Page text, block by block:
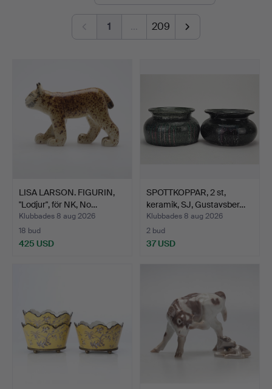
1 … 209
LISA LARSON. FIGURIN,
"Lodjur", för NK, No…
Klubbades 8 aug 2026
18 bud
425 USD
SPOTTKOPPAR, 2 st,
keramik, SJ, Gustavsber…
Klubbades 8 aug 2026
2 bud
37 USD